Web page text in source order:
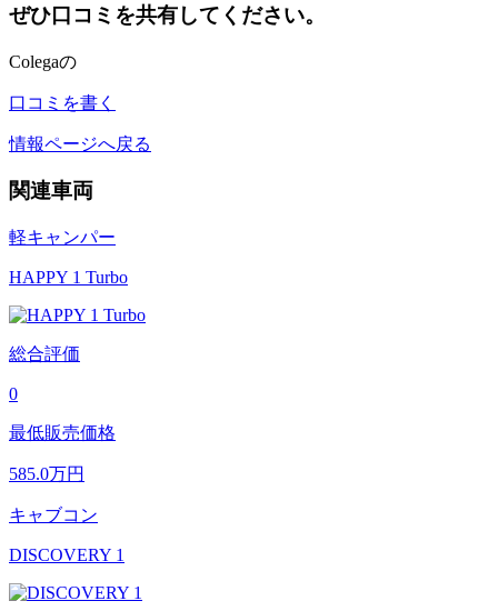
ぜひ口コミを共有してください。
Colegaの
口コミを書く
情報ページへ戻る
関連車両
軽キャンパー
HAPPY 1 Turbo
総合評価
0
最低販売価格
585.0万円
キャブコン
DISCOVERY 1